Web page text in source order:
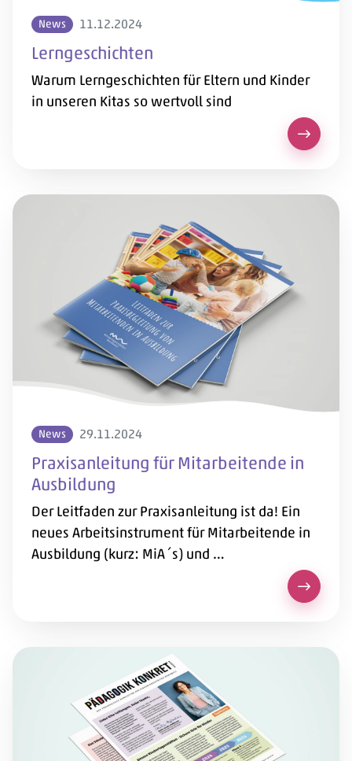
News 11.12.2024
Lerngeschichten
Warum Lerngeschichten für Eltern und Kinder
in unseren Kitas so wertvoll sind
News 29.11.2024
Praxisanleitung für Mitarbeitende in
Ausbildung
Der Leitfaden zur Praxisanleitung ist da! Ein
neues Arbeitsinstrument für Mitarbeitende in
Ausbildung (kurz: MiA´s) und …